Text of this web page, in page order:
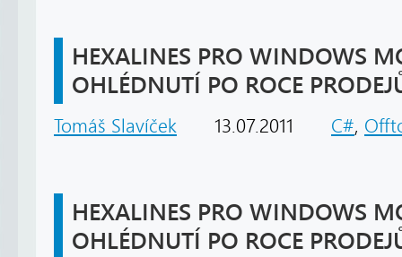
HEXALINES PRO WINDOWS
OHLÉDNUTÍ PO ROCE
Tomáš Slavíček 13.07.2011 C#,
HEXALINES PRO WINDOWS
OHLÉDNUTÍ PO ROCE